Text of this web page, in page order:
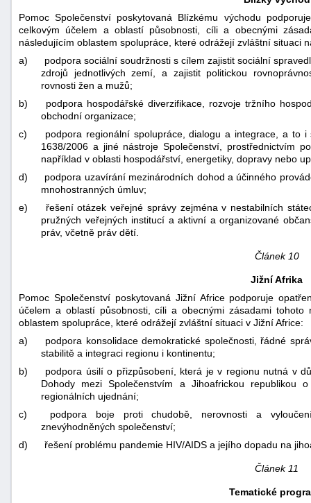
Pomoc Společenství poskytovaná Blízkému východu
celkovým účelem a oblastí působnosti, cíli a obecnými
následujícím oblastem spolupráce, které odrážejí zvláštní situaci
a)
podpora sociální soudržnosti s cílem zajistit sociální
zdrojů jednotlivých zemí, a zajistit politickou
rovnosti žen a mužů;
b)
podpora hospodářské diverzifikace, rozvoje tržního
obchodní organizace;
c)
podpora regionální spolupráce, dialogu a integrace, a to
1638/2006 a jiné nástroje Společenství, prostřednictvím
například v oblasti hospodářství, energetiky, dopravy nebo
d)
podpora uzavírání mezinárodních dohod a účinného
mnohostranných úmluv;
e)
řešení otázek veřejné správy zejména v nestabilních
pružných veřejných institucí a aktivní a organizované
práv, včetně práv dětí.
Článek 10
Jižní Afrika
Pomoc Společenství poskytovaná Jižní Africe podporuje
účelem a oblastí působnosti, cíli a obecnými zásadami
oblastem spolupráce, které odrážejí zvláštní situaci v Jižní Africe:
a)
podpora konsolidace demokratické společnosti, řádné
stabilitě a integraci regionu i kontinentu;
b)
podpora úsilí o přizpůsobení, která je v regionu nutná v
Dohody mezi Společenstvím a Jihoafrickou republikou
regionálních ujednání;
c)
podpora boje proti chudobě, nerovnosti a
znevýhodněných společenství;
d)
řešení problému pandemie HIV/AIDS a jejího dopadu na
Článek 11
Tematické